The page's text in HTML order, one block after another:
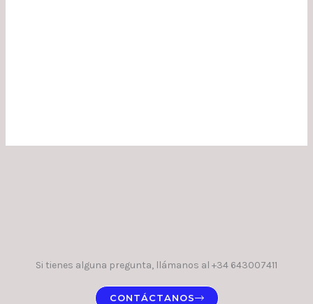
Si tienes alguna pregunta, llámanos al +34 643007411
CONTÁCTANOS